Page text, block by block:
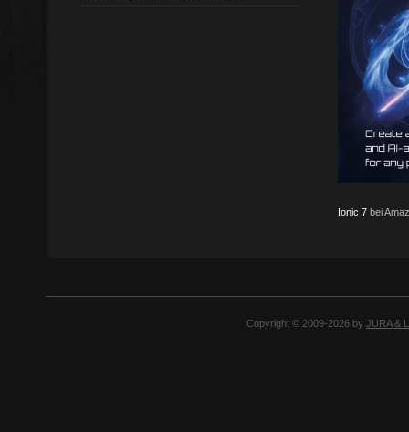
Ionic 7 bei
Copyright © 2009-2026 by JURA &